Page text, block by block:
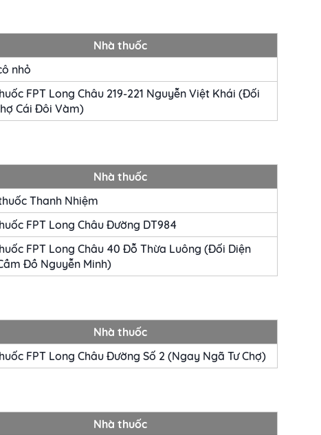
Nhà thuốc
nhỏ
FPT Long Châu 219-221 Nguyễn Việt Khái (Đối
Cái Đôi Vàm)
Nhà thuốc
Thanh Nhiệm
FPT Long Châu Đường DT984
FPT Long Châu 40 Đỗ Thừa Luông (Đối Diện
Đồ Nguyễn Minh)
Nhà thuốc
FPT Long Châu Đường Số 2 (Ngay Ngã Tư Chợ)
Nhà thuốc